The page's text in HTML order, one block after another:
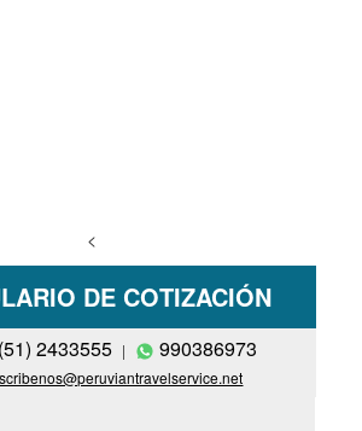
<
DE COTIZACIÓN
(51) 2433555 | 990386973